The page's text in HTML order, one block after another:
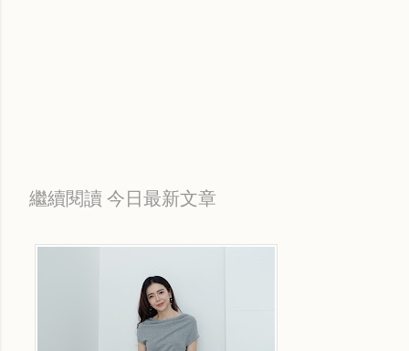
繼續閱讀 今日最新文章